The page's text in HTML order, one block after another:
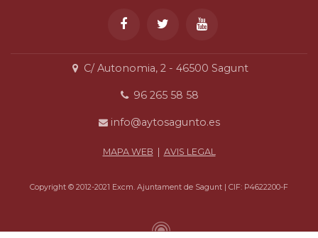
C/ Autonomia, 2 - 46500 Sagunt
96 265 58 58
info@aytosagunto.es
MAPA WEB | AVIS LEGAL
Copyright © 2012-2021 Excm. Ajuntament de Sagunt | CIF: P4622200-F